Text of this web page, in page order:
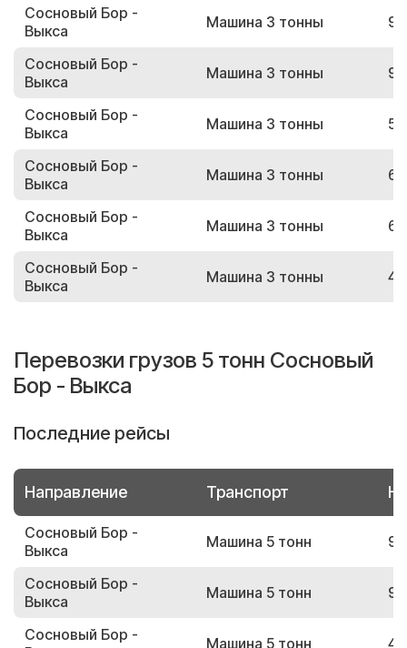
Сосновый Бор -
Выкса
Машина 3 тонны
Сосновый Бор -
Выкса
Машина 3 тонны
Сосновый Бор -
Выкса
Машина 3 тонны
Сосновый Бор -
Выкса
Машина 3 тонны
Сосновый Бор -
Выкса
Машина 3 тонны
Сосновый Бор -
Выкса
Машина 3 тонны
Перевозки грузов 5 тонн Сосновый
Бор - Выкса
Последние рейсы
Направление Транспорт
Сосновый Бор -
Выкса
Машина 5 тонн
Сосновый Бор -
Выкса
Машина 5 тонн
Сосновый Бор -
Машина 5 тонн